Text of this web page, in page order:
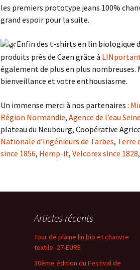
les premiers prototype jeans 100%
grand espoir pour la suite.
Enfin des t-shirts en lin biologique
produits près de Caen grâce à
également de plus en plus
bienveillance et votre enthousiasme.
Un immense merci à nos partenaires :
Région Normandie, Agence de l’eau
plateau du Neubourg, Coopérative
Nationale d’Ingénieurs de Tarbes, Terre
since 1856, Hemp-it, Velcorex since 1828,
Articles récents
Tour de plaine lin bio et chanvre
textile -27-EURE
30ème édition du Festival de